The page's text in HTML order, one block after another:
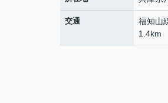
交通 福知山
1.4km